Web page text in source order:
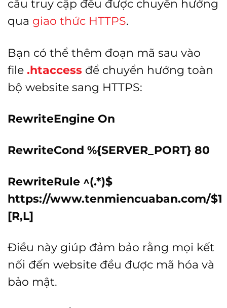
cầu truy cập đều được chuyển hướng
qua giao thức HTTPS.
Bạn có thể thêm đoạn mã sau vào
file .htaccess để chuyển hướng toàn
bộ website sang HTTPS:
RewriteEngine On
RewriteCond %{SERVER_PORT} 80
RewriteRule ^(.*)$
https://www.tenmiencuaban.com/$1
[R,L]
Điều này giúp đảm bảo rằng mọi kết
nối đến website đều được mã hóa và
bảo mật.